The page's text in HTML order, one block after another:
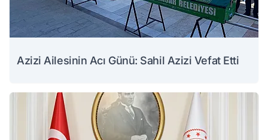
Azizi Ailesinin Acı Günü: Sahil Azizi Vefat Etti